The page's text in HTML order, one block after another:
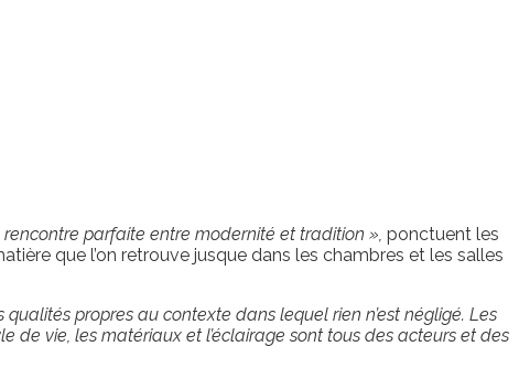
parfaite entre modernité et tradition », ponctuent les
que l’on retrouve jusque dans les chambres et les salles
propres au contexte dans lequel rien n’est négligé. Les
vie, les matériaux et l’éclairage sont tous des acteurs et des